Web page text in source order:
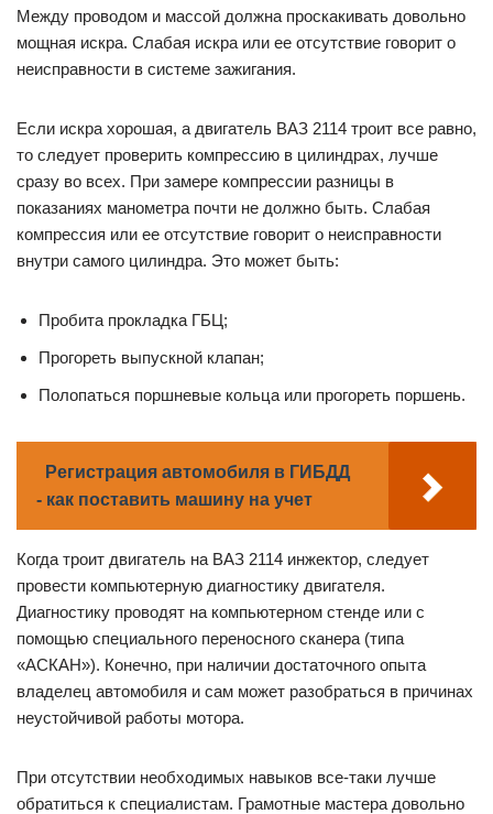
Между проводом и массой должна проскакивать довольно
мощная искра. Слабая искра или ее отсутствие говорит о
неисправности в системе зажигания.
Если искра хорошая, а двигатель ВАЗ 2114 троит все равно,
то следует проверить компрессию в цилиндрах, лучше
сразу во всех. При замере компрессии разницы в
показаниях манометра почти не должно быть. Слабая
компрессия или ее отсутствие говорит о неисправности
внутри самого цилиндра. Это может быть:
Пробита прокладка ГБЦ;
Прогореть выпускной клапан;
Полопаться поршневые кольца или прогореть поршень.
Регистрация автомобиля в ГИБДД
- как поставить машину на учет
Когда троит двигатель на ВАЗ 2114 инжектор, следует
провести компьютерную диагностику двигателя.
Диагностику проводят на компьютерном стенде или с
помощью специального переносного сканера (типа
«АСКАН»). Конечно, при наличии достаточного опыта
владелец автомобиля и сам может разобраться в причинах
неустойчивой работы мотора.
При отсутствии необходимых навыков все-таки лучше
обратиться к специалистам. Грамотные мастера довольно